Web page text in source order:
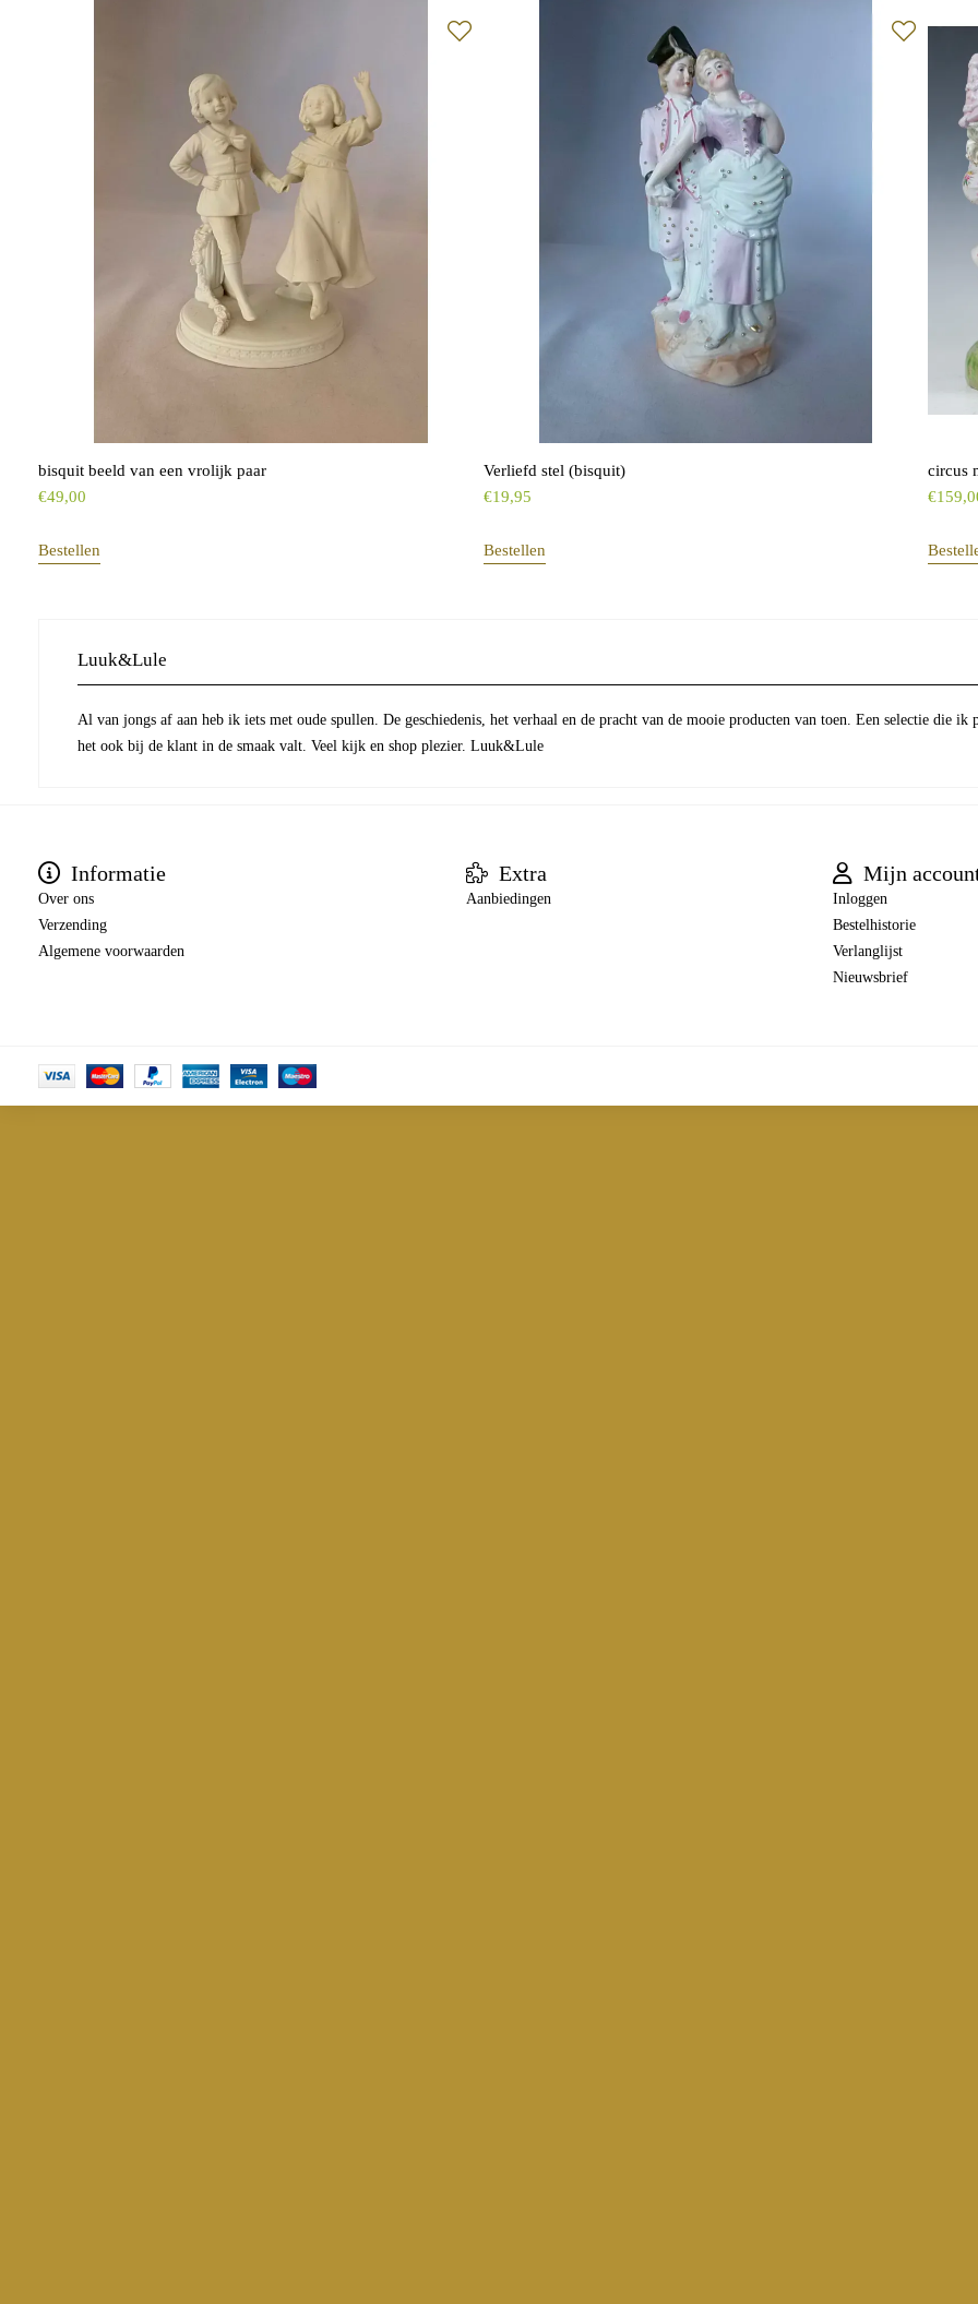
bisquit beeld van een vrolijk paar
€49,00
Bestellen
Verliefd stel (bisquit)
€19,95
Bestellen
circus
€
Luuk&Lule
Al van jongs af aan heb ik iets met oude spullen. De geschiedenis, het verhaal en de pracht van de mooie producten van toen. Een selectie die
het ook bij de klant in de smaak valt. Veel kijk en shop plezier. Luuk&Lule
Informatie
Over ons
Verzending
Algemene voorwaarden
Extra
Aanbiedingen
Mijn
Inloggen
Bestelhistorie
Verlanglijst
Nieuwsbrief